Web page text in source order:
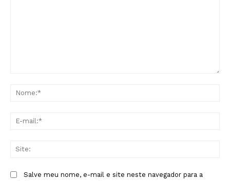
Salve meu nome, e-mail e site neste navegador para a